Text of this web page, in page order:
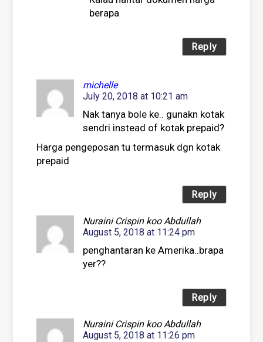
berapa
Reply
michelle
July 20, 2018 at 10:21 am
Nak tanya bole ke.. gunakn kotak
sendri instead of kotak prepaid?
Harga pengeposan tu termasuk dgn kotak
prepaid
Reply
Nuraini Crispin koo Abdullah
August 5, 2018 at 11:24 pm
penghantaran ke Amerika..brapa
yer??
Reply
Nuraini Crispin koo Abdullah
August 5, 2018 at 11:26 pm